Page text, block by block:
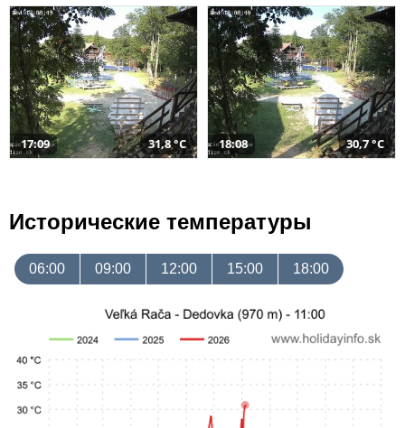
17:09 31,8 °C 18:08 30,7 °C
Исторические температуры
06:00 09:00 12:00 15:00 18:00